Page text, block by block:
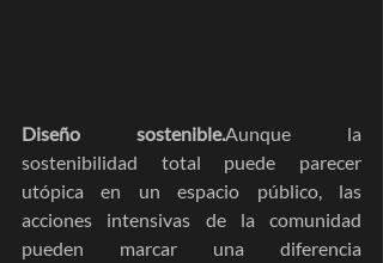
Diseño sostenible.Aunque la
sostenibilidad total puede parecer
utópica en un espacio público, las
acciones intensivas de la comunidad
pueden marcar una diferencia